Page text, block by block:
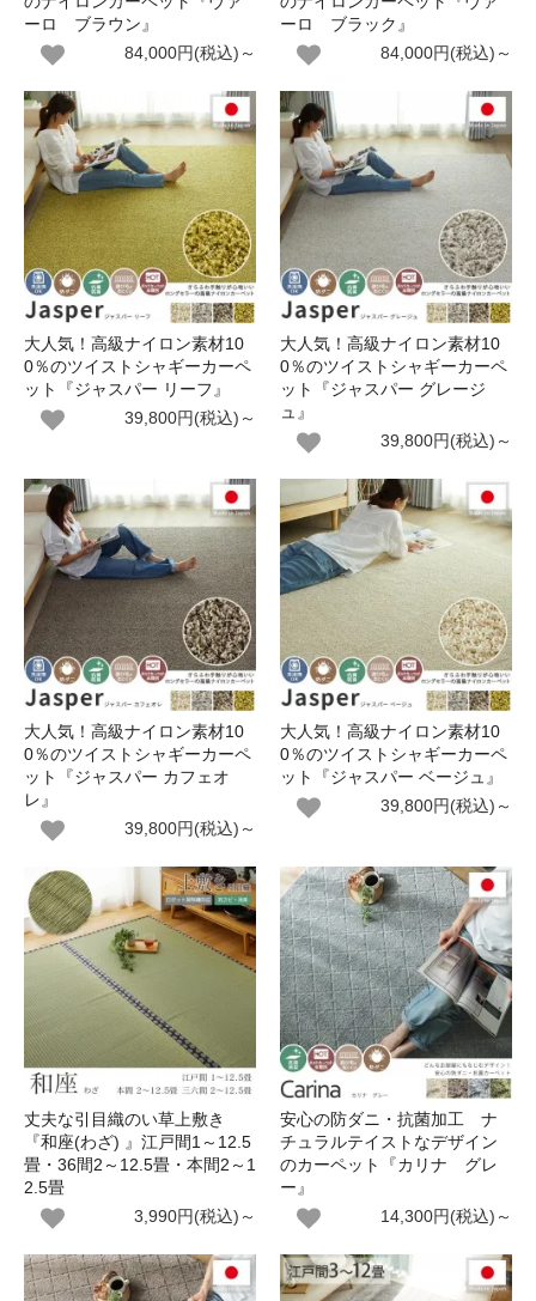
ーロ ブラウン』
84,000円(税込)～
ーロ ブラック』
84,000円(税込)～
大人気！高級ナイロン素材10
0％のツイストシャギーカーペ
ット『ジャスパー リーフ』
39,800円(税込)～
大人気！高級ナイロン素材10
0％のツイストシャギーカーペ
ット『ジャスパー グレージ
ュ』
39,800円(税込)～
大人気！高級ナイロン素材10
0％のツイストシャギーカーペ
ット『ジャスパー カフェオ
レ』
39,800円(税込)～
大人気！高級ナイロン素材10
0％のツイストシャギーカーペ
ット『ジャスパー ベージュ』
39,800円(税込)～
丈夫な引目織のい草上敷き
『和座(わざ) 』江戸間1～12.5
畳・36間2～12.5畳・本間2～1
2.5畳
3,990円(税込)～
安心の防ダニ・抗菌加工 ナ
チュラルテイストなデザイン
のカーペット『カリナ グレ
ー』
14,300円(税込)～